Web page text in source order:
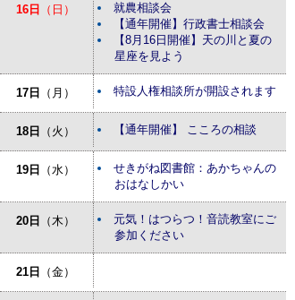
16日 （日）
就農相談会
【通年開催】行政書士相談会
【8月16日開催】天の川と夏の
星座を見よう
17日 （月） 特設人権相談所が開設されます
18日 （火） 【通年開催】 こころの相談
19日 （水）
せきがね図書館：あかちゃんの
おはなしかい
20日 （木）
元気！はつらつ！音読教室にご
参加ください
21日 （金）